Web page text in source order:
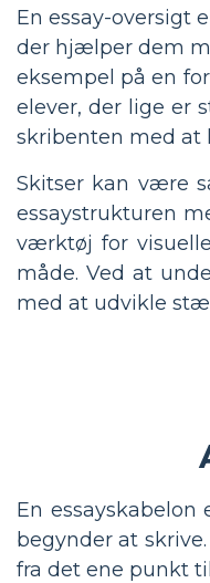
En essay-oversigt
der hjælper dem
eksempel på en
elever, der lige er
skribenten med at
Skitser kan være
essaystrukturen
værktøj for
måde. Ved at
med at udvikle
En
begynder at
fra det ene punkt